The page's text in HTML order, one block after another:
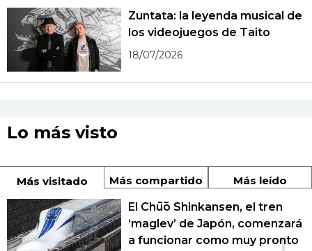
Zuntata: la leyenda musical de
los videojuegos de Taito
18/07/2026
Lo más visto
Más visitado Más compartido Más leído
El Chūō Shinkansen, el tren
‘maglev’ de Japón, comenzará
a funcionar como muy pronto